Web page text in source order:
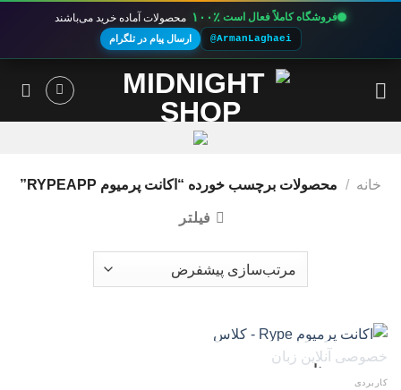
فروشگاه کاملاً فعال است ۱۰۰٪ محصولات آماده خرید می‌باشند
@ArmanLaghaei ارسال پیام در تلگرام
خانه / محصولات برچسب خورده “اکانت پرمیوم RYPEAPP”
فیلتر
ناموجود
کاربردی